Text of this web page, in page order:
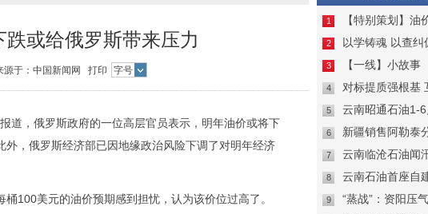
跌或给俄罗斯带来压力
于：中国新闻网 打印 字号
，俄罗斯政府的一位高层官员表示，明年油价或将下
，俄罗斯经济部已因地缘政治风险下调了对明年经济
美元的油价预期感到担忧，认为该价位过高了。
1 【特别策划】油
2 以学铸魂 以查纠
3 【一线】小故事
4 对标提质强根基
5 云南昭通石油1-6
6 新疆销售阿勒泰
7 云南临沧石油闻
8 云南石油首座自
9 “蒸战”：资阳压